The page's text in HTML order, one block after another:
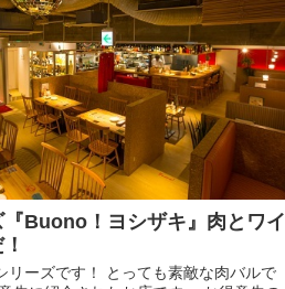
Buono！ヨシザキ』肉とワイ
リーズです！ とっても素敵な肉バルで